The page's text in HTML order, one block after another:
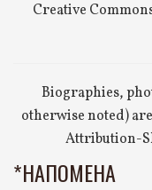
Creative
Biographies,
otherwise noted)
Attribution-
*НАПОМЕНА